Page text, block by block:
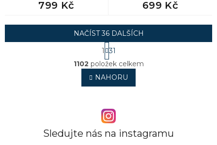
799 Kč 699 Kč
O
v
l
á
c
í
p
NAČÍST 36 DALŠÍCH
S
t
r
á
n
k
á
n
1
31
1102 položek celkem
NAHORU
Sledujte nás na instagramu